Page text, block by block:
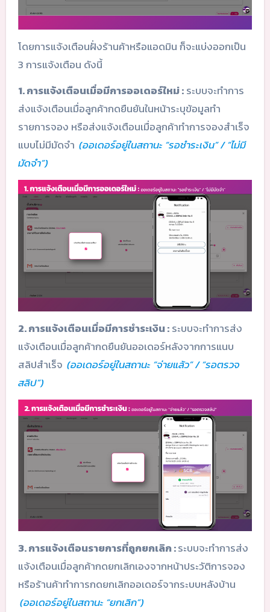
โดยการแจ้งเตือนฝั่งร้านค้าหรือแอดมิน ก็จะแบ่งออกเป็น
3 การแจ้งเตือน ดังนี้
1. การแจ้งเตือนเมื่อมีการออเดอร์ใหม่ :ระบบจะทำการ
ส่งแจ้งเตือนเมื่อลูกค้ากดยืนยันในหน้าระบุข้อมูลทำ
รายการจอง หรือส่งแจ้งเตือนเมื่อลูกค้าทำการจองสำเร็จ
แบบไม่มีมัดจำ (ออเดอร์อยู่ในสถานะ “รอชำระเงิน” / “ไม่มี
มัดจำ”)
2. การแจ้งเตือนเมื่อมีการชำระเงิน :ระบบจะทำการส่ง
แจ้งเตือนเมื่อลูกค้ากดยืนยันออเดอร์หลังจากการแนบ
สลิปสำเร็จ (ออเดอร์อยู่ในสถานะ “จ่ายแล้ว” / “รอตรวจ
สลิป”)
3. การแจ้งเตือนรายการที่ถูกยกเลิก :ระบบจะทำการส่ง
แจ้งเตือนเมื่อลูกค้ากดยกเลิกเองจากหน้าประวัติการจอง
หรือร้านค้าทำการกดยกเลิกออเดอร์จากระบบหลังบ้าน
(ออเดอร์อยู่ในสถานะ “ยกเลิก”)